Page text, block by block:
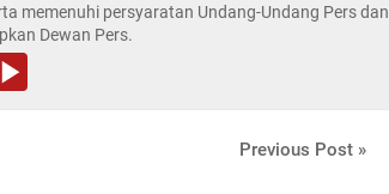
memenuhi persyaratan Undang-Undang Pers dan
Dewan Pers.
Previous Post »